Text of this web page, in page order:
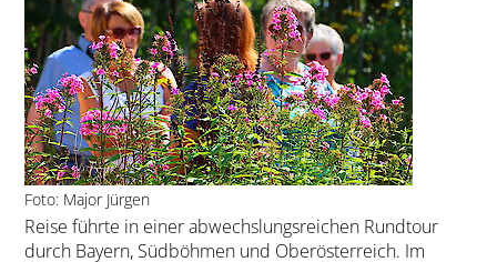
Foto: Major Jürgen
Reise führte in einer abwechslungsreichen Rundtour
durch Bayern, Südböhmen und Oberösterreich. Im